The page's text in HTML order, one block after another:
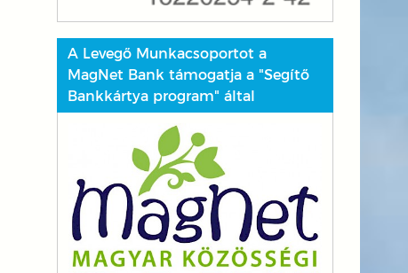
A Levegő Munkacsoportot a
MagNet Bank támogatja a "Segítő
Bankkártya program" által